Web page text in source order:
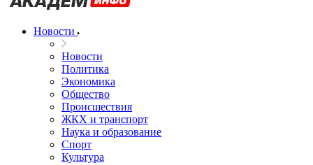
Новости
Новости
Политика
Экономика
Общество
Происшествия
ЖКХ и транспорт
Наука и образование
Спорт
Культура